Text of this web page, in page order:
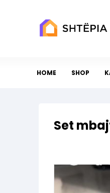
HOME SHOP
Set